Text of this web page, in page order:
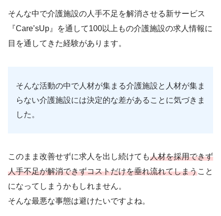
そんな中で介護施設の人手不足を解消させる新サービス
『Care’sUp』を通して100以上もの介護施設の求人情報に
目を通してきた経験があります。
そんな活動の中で人材が集まる介護施設と人材が集ま
らない介護施設には決定的な差があることに気づきま
した。
このまま改善せずに求人を出し続けても人材を採用できず
人手不足が解消できずコストだけを垂れ流れてしまうこと
になってしまうかもしれません。
そんな最悪な事態は避けたいですよね。